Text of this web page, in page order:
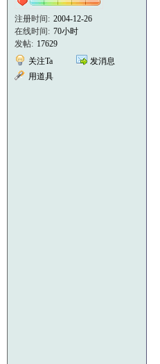
注册时间: 2004-12-26
在线时间: 70小时
发帖: 17629
关注Ta
发消息
用道具